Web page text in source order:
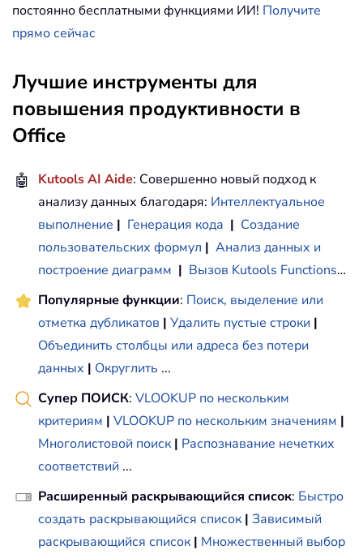
постоянно бесплатными функциями ИИ! Получите
прямо сейчас
Лучшие инструменты для
повышения продуктивности в
Office
🤖 Kutools AI Aide: Совершенно новый подход к
анализу данных благодаря: Интеллектуальное
выполнение | Генерация кода | Создание
пользовательских формул | Анализ данных и
построение диаграмм | Вызов Kutools Functions…
Популярные функции: Поиск, выделение или
отметка дубликатов | Удалить пустые строки |
Объединить столбцы или адреса без потери
данных | Округлить ...
Супер ПОИСК: VLOOKUP по нескольким
критериям | VLOOKUP по нескольким значениям |
Многолистовой поиск | Распознавание нечетких
соответствий ...
Расширенный раскрывающийся список: Быстро
создать раскрывающийся список | Зависимый
раскрывающийся список | Множественный выбор